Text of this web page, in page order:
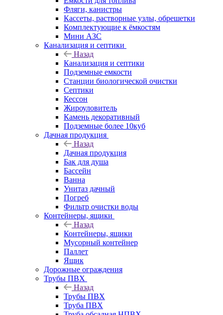
Фляги, канистры
Кассеты, растворные узлы, обрешетки
Комплектующие к ёмкостям
Мини АЗС
Канализация и септики
Назад
Канализация и септики
Подземные емкости
Станции биологической очистки
Септики
Кессон
Жироуловитель
Камень декоративный
Подземные более 10куб
Дачная продукция
Назад
Дачная продукция
Бак для душа
Бассейн
Ванна
Унитаз дачный
Погреб
Фильтр очистки воды
Контейнеры, ящики
Назад
Контейнеры, ящики
Мусорный контейнер
Паллет
Ящик
Дорожные ограждения
Трубы ПВХ
Назад
Трубы ПВХ
Труба ПВХ